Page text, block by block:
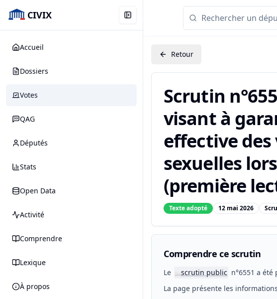
CIVIX
Accueil
Dossiers
Votes
QAG
Députés
Stats
Open Data
Activité
Comprendre
Lexique
À propos
Retour
Scrutin
visant à
effective
sexuelles
(première
Texte adopté 12 mai 2026
Comprendre ce scrutin
Le 📖scrutin public n°6551 a
La page présente les